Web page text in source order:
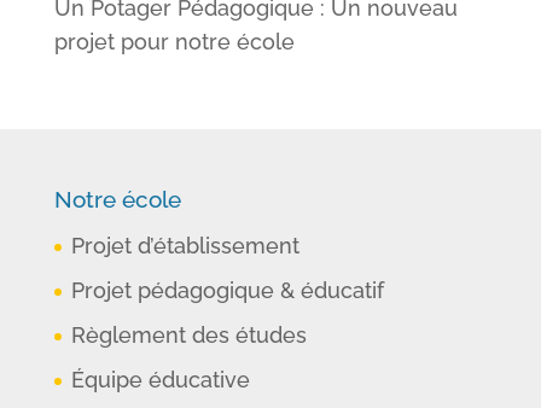
Un Potager Pédagogique : Un nouveau
projet pour notre école
Notre école
Projet d’établissement
Projet pédagogique & éducatif
Règlement des études
Équipe éducative